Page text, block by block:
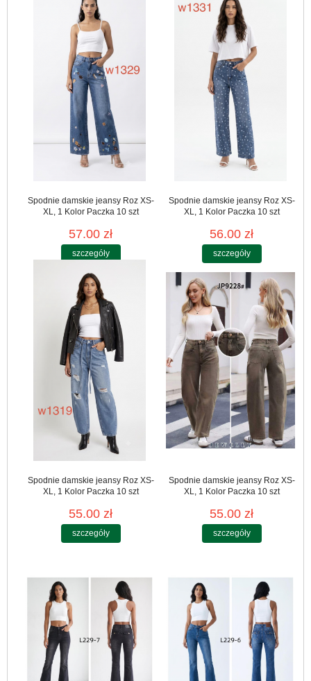
Spodnie damskie jeansy Roz XS-
XL, 1 Kolor Paczka 10 szt
57.00 zł
szczegóły
Spodnie damskie jeansy Roz XS-
XL, 1 Kolor Paczka 10 szt
56.00 zł
szczegóły
Spodnie damskie jeansy Roz XS-
XL, 1 Kolor Paczka 10 szt
55.00 zł
szczegóły
Spodnie damskie jeansy Roz XS-
XL, 1 Kolor Paczka 10 szt
55.00 zł
szczegóły